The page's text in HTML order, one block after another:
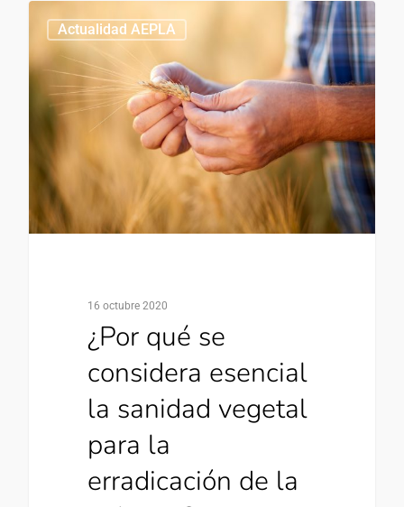
Actualidad AEPLA
16 octubre 2020
¿Por qué se
considera esencial
la sanidad vegetal
para la
erradicación de la
0